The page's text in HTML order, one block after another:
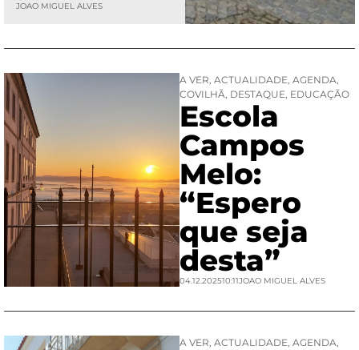
JOAO MIGUEL ALVES
A VER, ACTUALIDADE, AGENDA,
COVILHÃ, DESTAQUE, EDUCAÇÃO
Escola
Campos
Melo:
“Espero
que seja
desta”
04.12.202510:11JOAO MIGUEL ALVES
A VER, ACTUALIDADE, AGENDA,